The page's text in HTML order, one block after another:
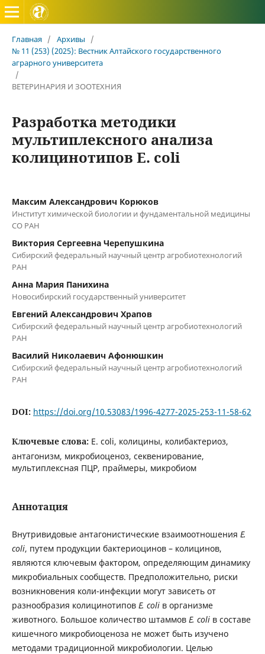
Вестник Алтайского государственного аграрного
Главная / Архивы
/
№ 11 (253) (2025): Вестник Алтайского государственного
аграрного университета
/
ВЕТЕРИНАРИЯ И ЗООТЕХНИЯ
Разработка методики
мультиплексного анализа
колицинотипов E. coli
Максим Александрович Корюков
Институт химической биологии и фундаментальной медицины
СО РАН
Виктория Сергеевна Черепушкина
Сибирский федеральный научный центр агробиотехнологий
РАН
Анна Мария Панихина
Новосибирский государственный университет
Евгений Александрович Храпов
Сибирский федеральный научный центр агробиотехнологий
РАН
Василий Николаевич Афонюшкин
Сибирский федеральный научный центр агробиотехнологий
РАН
DOI: https://doi.org/10.53083/1996-4277-2025-253-11-58-62
Ключевые слова: E. coli, колицины, колибактериоз,
антагонизм, микробиоценоз, секвенирование,
мультиплексная ПЦР, праймеры, микробиом
Аннотация
Внутривидовые антагонистические взаимоотношения E.
coli, путем продукции бактериоцинов – колицинов,
являются ключевым фактором, определяющим динамику
микробиальных сообществ. Предположительно, риски
возникновения коли-инфекции могут зависеть от
разнообразия колицинотипов E. coli в организме
животного. Большое количество штаммов E. coliв составе
кишечного микробиоценоза не может быть изучено
методами традиционной микробиологии. Целью